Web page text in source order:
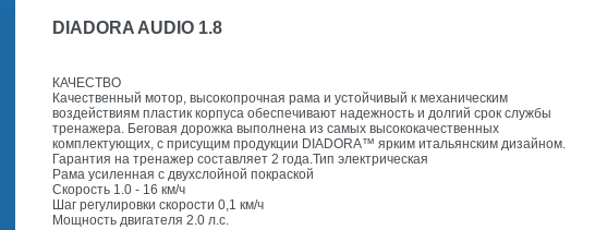
DIADORA AUDIO 1.8
КАЧЕСТВО
Качественный мотор, высокопрочная рама и устойчивый к механическим
воздействиям пластик корпуса обеспечивают надежность и долгий срок службы
тренажера. Беговая дорожка выполнена из самых высококачественных
комплектующих, с присущим продукции DIADORA™ ярким итальянским дизайном.
Гарантия на тренажер составляет 2 года.Тип электрическая
Рама усиленная с двухслойной покраской
Скорость 1.0 - 16 км/ч
Шаг регулировки скорости 0,1 км/ч
Мощность двигателя 2.0 л.с.